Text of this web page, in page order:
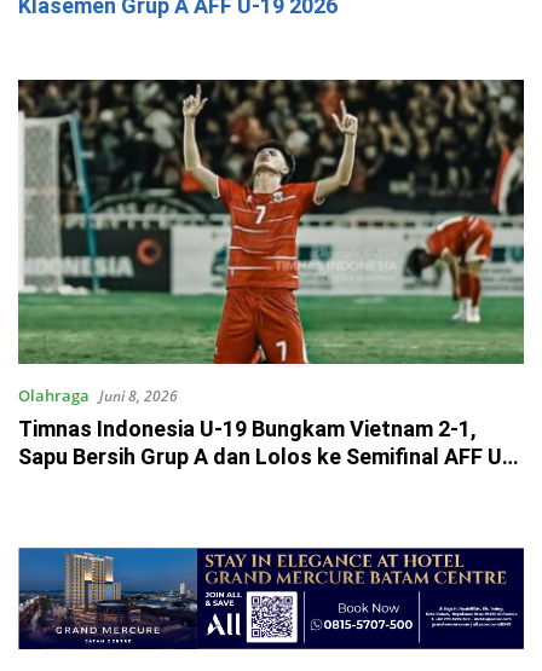
Klasemen Grup A AFF U-19 2026
Olahraga Juni 8, 2026
Timnas Indonesia U-19 Bungkam Vietnam 2-1,
Sapu Bersih Grup A dan Lolos ke Semifinal AFF U-